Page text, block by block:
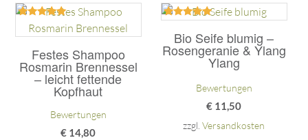
Festes Shampoo
Rosmarin Brennessel
– leicht fettende
Kopfhaut
Bewertet
mit
von 5
Bewertungen
€ 14,80
Bio Seife blumig –
Rosengeranie & Ylang
Ylang
mit
5.00
von 5
Bewertungen
€ 11,50
zzgl.Versandkosten